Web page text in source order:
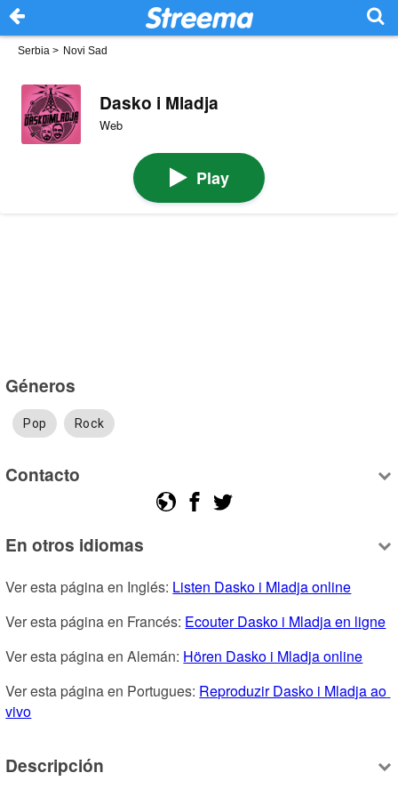
Serbia > Novi Sad
Dasko i Mladja
Web
Play
Géneros
Pop Rock
Contacto
En otros idiomas
Ver esta página en Inglés: Listen Dasko i Mladja online
Ver esta página en Francés: Ecouter Dasko i Mladja en ligne
Ver esta página en Alemán: Hören Dasko i Mladja online
Ver esta página en Portugues: Reproduzir Dasko i Mladja ao
vivo
Descripción